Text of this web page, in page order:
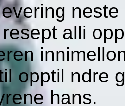
alli
opptil ndre
hans.